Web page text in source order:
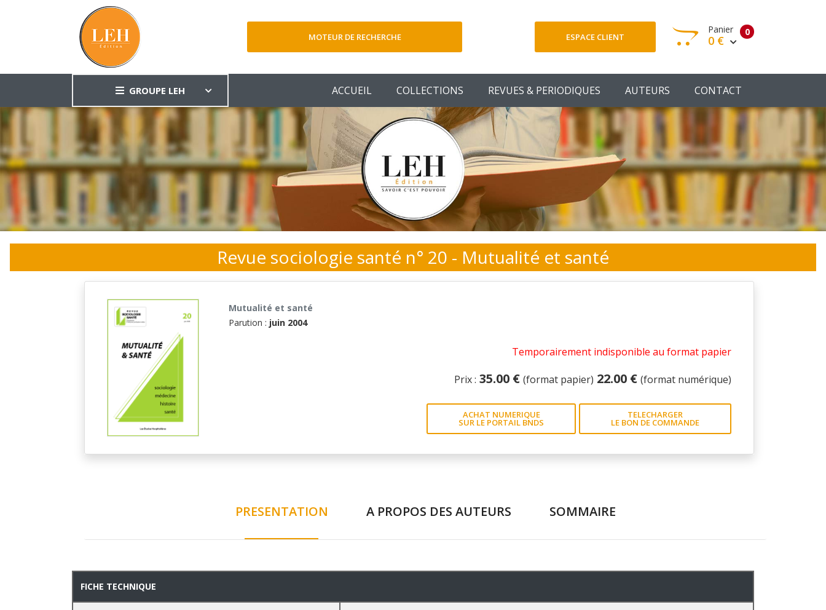
MOTEUR DE RECHERCHE ESPACE CLIENT 0
Panier
0 €
Votre panier est vide
Votre Panier
GROUPE LEH ACCUEIL COLLECTIONS REVUES & PERIODIQUES AUTEURS CONTACT
Revue sociologie santé n° 20 - Mutualité et santé
Mutualité et santé
Parution : juin 2004
Temporairement indisponible au format papier
Prix : 35.00 € (format papier) 22.00 € (format numérique)
ACHAT NUMERIQUE
SUR LE PORTAIL BNDS
TELECHARGER
LE BON DE COMMANDE
PRESENTATION A PROPOS DES AUTEURS SOMMAIRE
PRESENTATION
FICHE TECHNIQUE